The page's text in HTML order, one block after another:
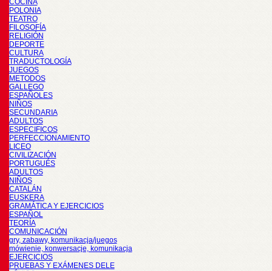
COCINA
POLONIA
TEATRO
FILOSOFÍA
RELIGIÓN
DEPORTE
CULTURA
TRADUCTOLOGÍA
JUEGOS
METODOS
GALLEGO
ESPAÑOLES
NIÑOS
SECUNDARIA
ADULTOS
ESPECIFICOS
PERFECCIONAMIENTO
LICEO
CIVILIZACIÓN
PORTUGUÉS
ADULTOS
NIÑOS
CATALÁN
EUSKERA
GRAMÁTICA Y EJERCICIOS
ESPAÑOL
TEORÍA
COMUNICACIÓN
gry, zabawy, komunikacja/juegos
mówienie, konwersacje, komunikacja
EJERCICIOS
PRUEBAS Y EXÁMENES DELE